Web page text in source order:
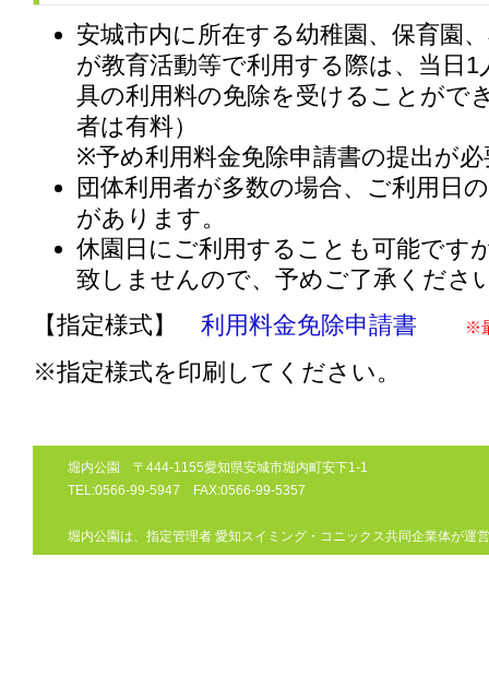
安城市内に所在する幼稚園、保育園
が教育活動等で利用する際は、当日
具の利用料の免除を受けることがで
者は有料）
※予め利用料金免除申請書の提出が
団体利用者が多数の場合、ご利用日
があります。
休園日にご利用することも可能です
致しませんので、予めご了承くださ
【指定様式】 利用料金免除申請書 ※
※指定様式を印刷してください。
堀内公園 〒444-1155愛知県安城市堀内町安下1-1
TEL:0566-99-5947 FAX:0566-99-5357
堀内公園は、指定管理者 愛知スイミング・コニックス共同企業体が運